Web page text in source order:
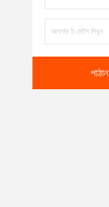
পাঠান